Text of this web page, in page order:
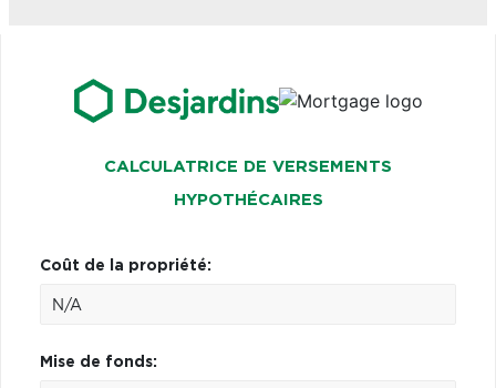
CALCULATRICE DE VERSEMENTS
HYPOTHÉCAIRES
Coût de la propriété:
Mise de fonds: